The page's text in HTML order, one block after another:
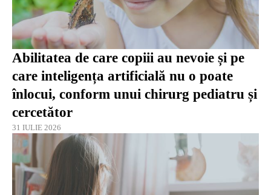
Abilitatea de care copiii au nevoie și pe
care inteligența artificială nu o poate
înlocui, conform unui chirurg pediatru și
cercetător
31 IULIE 2026